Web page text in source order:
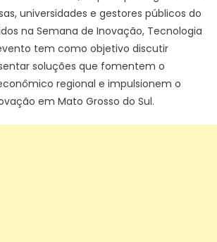
universidades e gestores públicos do
na Semana de Inovação, Tecnologia
tem como objetivo discutir
soluções que fomentem o
regional e impulsionem o
em Mato Grosso do Sul.